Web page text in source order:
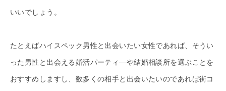
いいでしょう。
たとえばハイスペック男性と出会いたい女性であれば、そうい
った男性と出会える婚活パーティ―や結婚相談所を選ぶことを
おすすめしますし、数多くの相手と出会いたいのであれば街コ